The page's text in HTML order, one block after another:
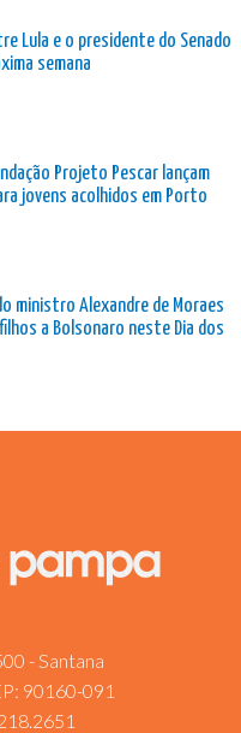
Lula e o presidente do Senado
semana
Projeto Pescar lançam
jovens acolhidos em Porto
ministro Alexandre de Moraes
a Bolsonaro neste Dia dos
- Santana
90160-091